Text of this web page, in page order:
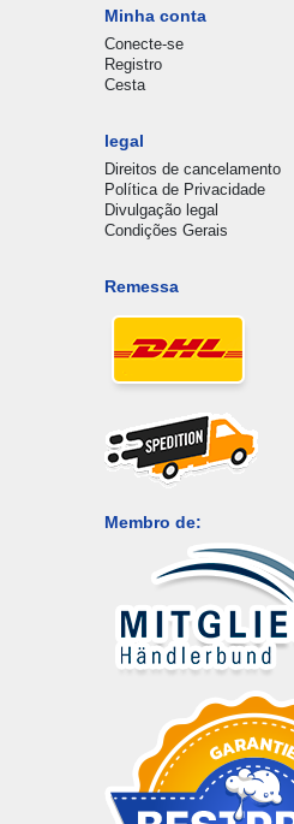
Minha conta
Conecte-se
Registro
Cesta
legal
Direitos de cancelamento
Política de Privacidade
Divulgação legal
Condições Gerais
Remessa
Membro de: